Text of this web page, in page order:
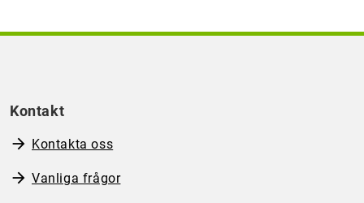
Kontakt
Kontakta oss
Vanliga frågor